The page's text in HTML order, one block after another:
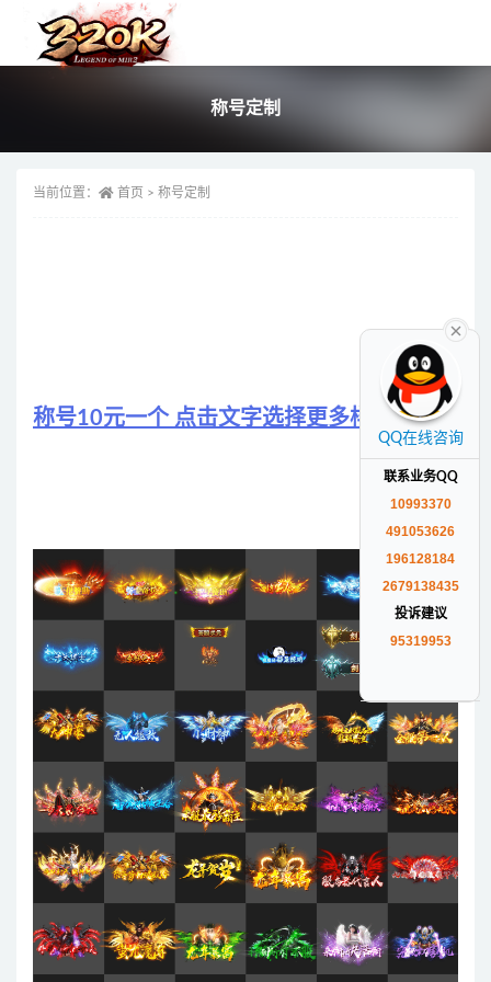
称号定制
当前位置： 首页 > 称号定制
称号10元一个 点击文字选择更多样式
全部
QQ在线咨询
联系业务QQ
10993370
491053626
196128184
2679138435
投诉建议
95319953